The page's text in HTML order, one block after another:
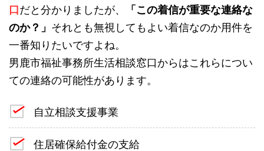
口だと分かりましたが、
「この着信が重要な連絡な
のか？」 それとも無視してもよい着信なのか用件を
一番知りたいですよね。
男鹿市福祉事務所生活相談窓口からはこれらについ
ての連絡の可能性があります。
自立相談支援事業
住居確保給付金の支給